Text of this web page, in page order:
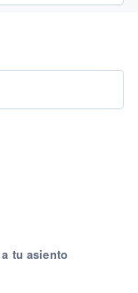
tu asiento